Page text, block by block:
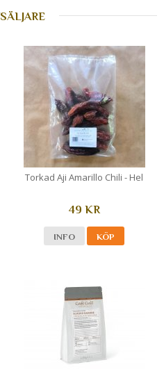
Torkad Aji Amarillo Chili - Hel
49 KR
INFO KÖP